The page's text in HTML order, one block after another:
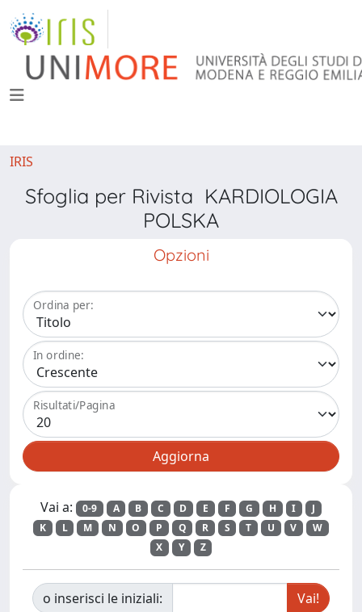
IRIS
Sfoglia per Rivista KARDIOLOGIA
POLSKA
Opzioni
Ordina per:
In ordine:
Risultati/Pagina
Vai a: 0-9 A B C D E F G H I
J
K
L M N O P Q R S T U V
W
X
Y Z
o inserisci le iniziali: